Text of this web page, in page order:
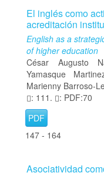
El inglés como
acreditación
English as a
of higher education
César Augusto
Yamasque
Marienny Barroso-
: 111.
: PDF:70
PDF
147 - 164
Asociatividad